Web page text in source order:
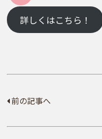
詳しくはこちら！
前の記事へ